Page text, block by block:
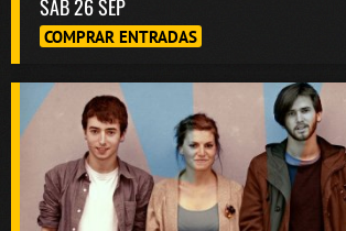
SAB 26 SEP
COMPRAR ENTRADAS